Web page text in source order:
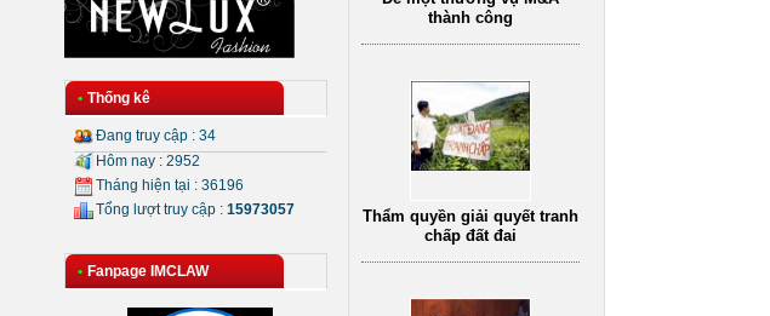
• Thống kê
Đang truy cập : 34
Hôm nay : 2952
Tháng hiện tại : 36196
Tổng lượt truy cập : 15973057
• Fanpage IMCLAW
Thẩm quyền giải quyết tranh
chấp đất đai